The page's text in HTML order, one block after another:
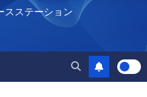
スステーション